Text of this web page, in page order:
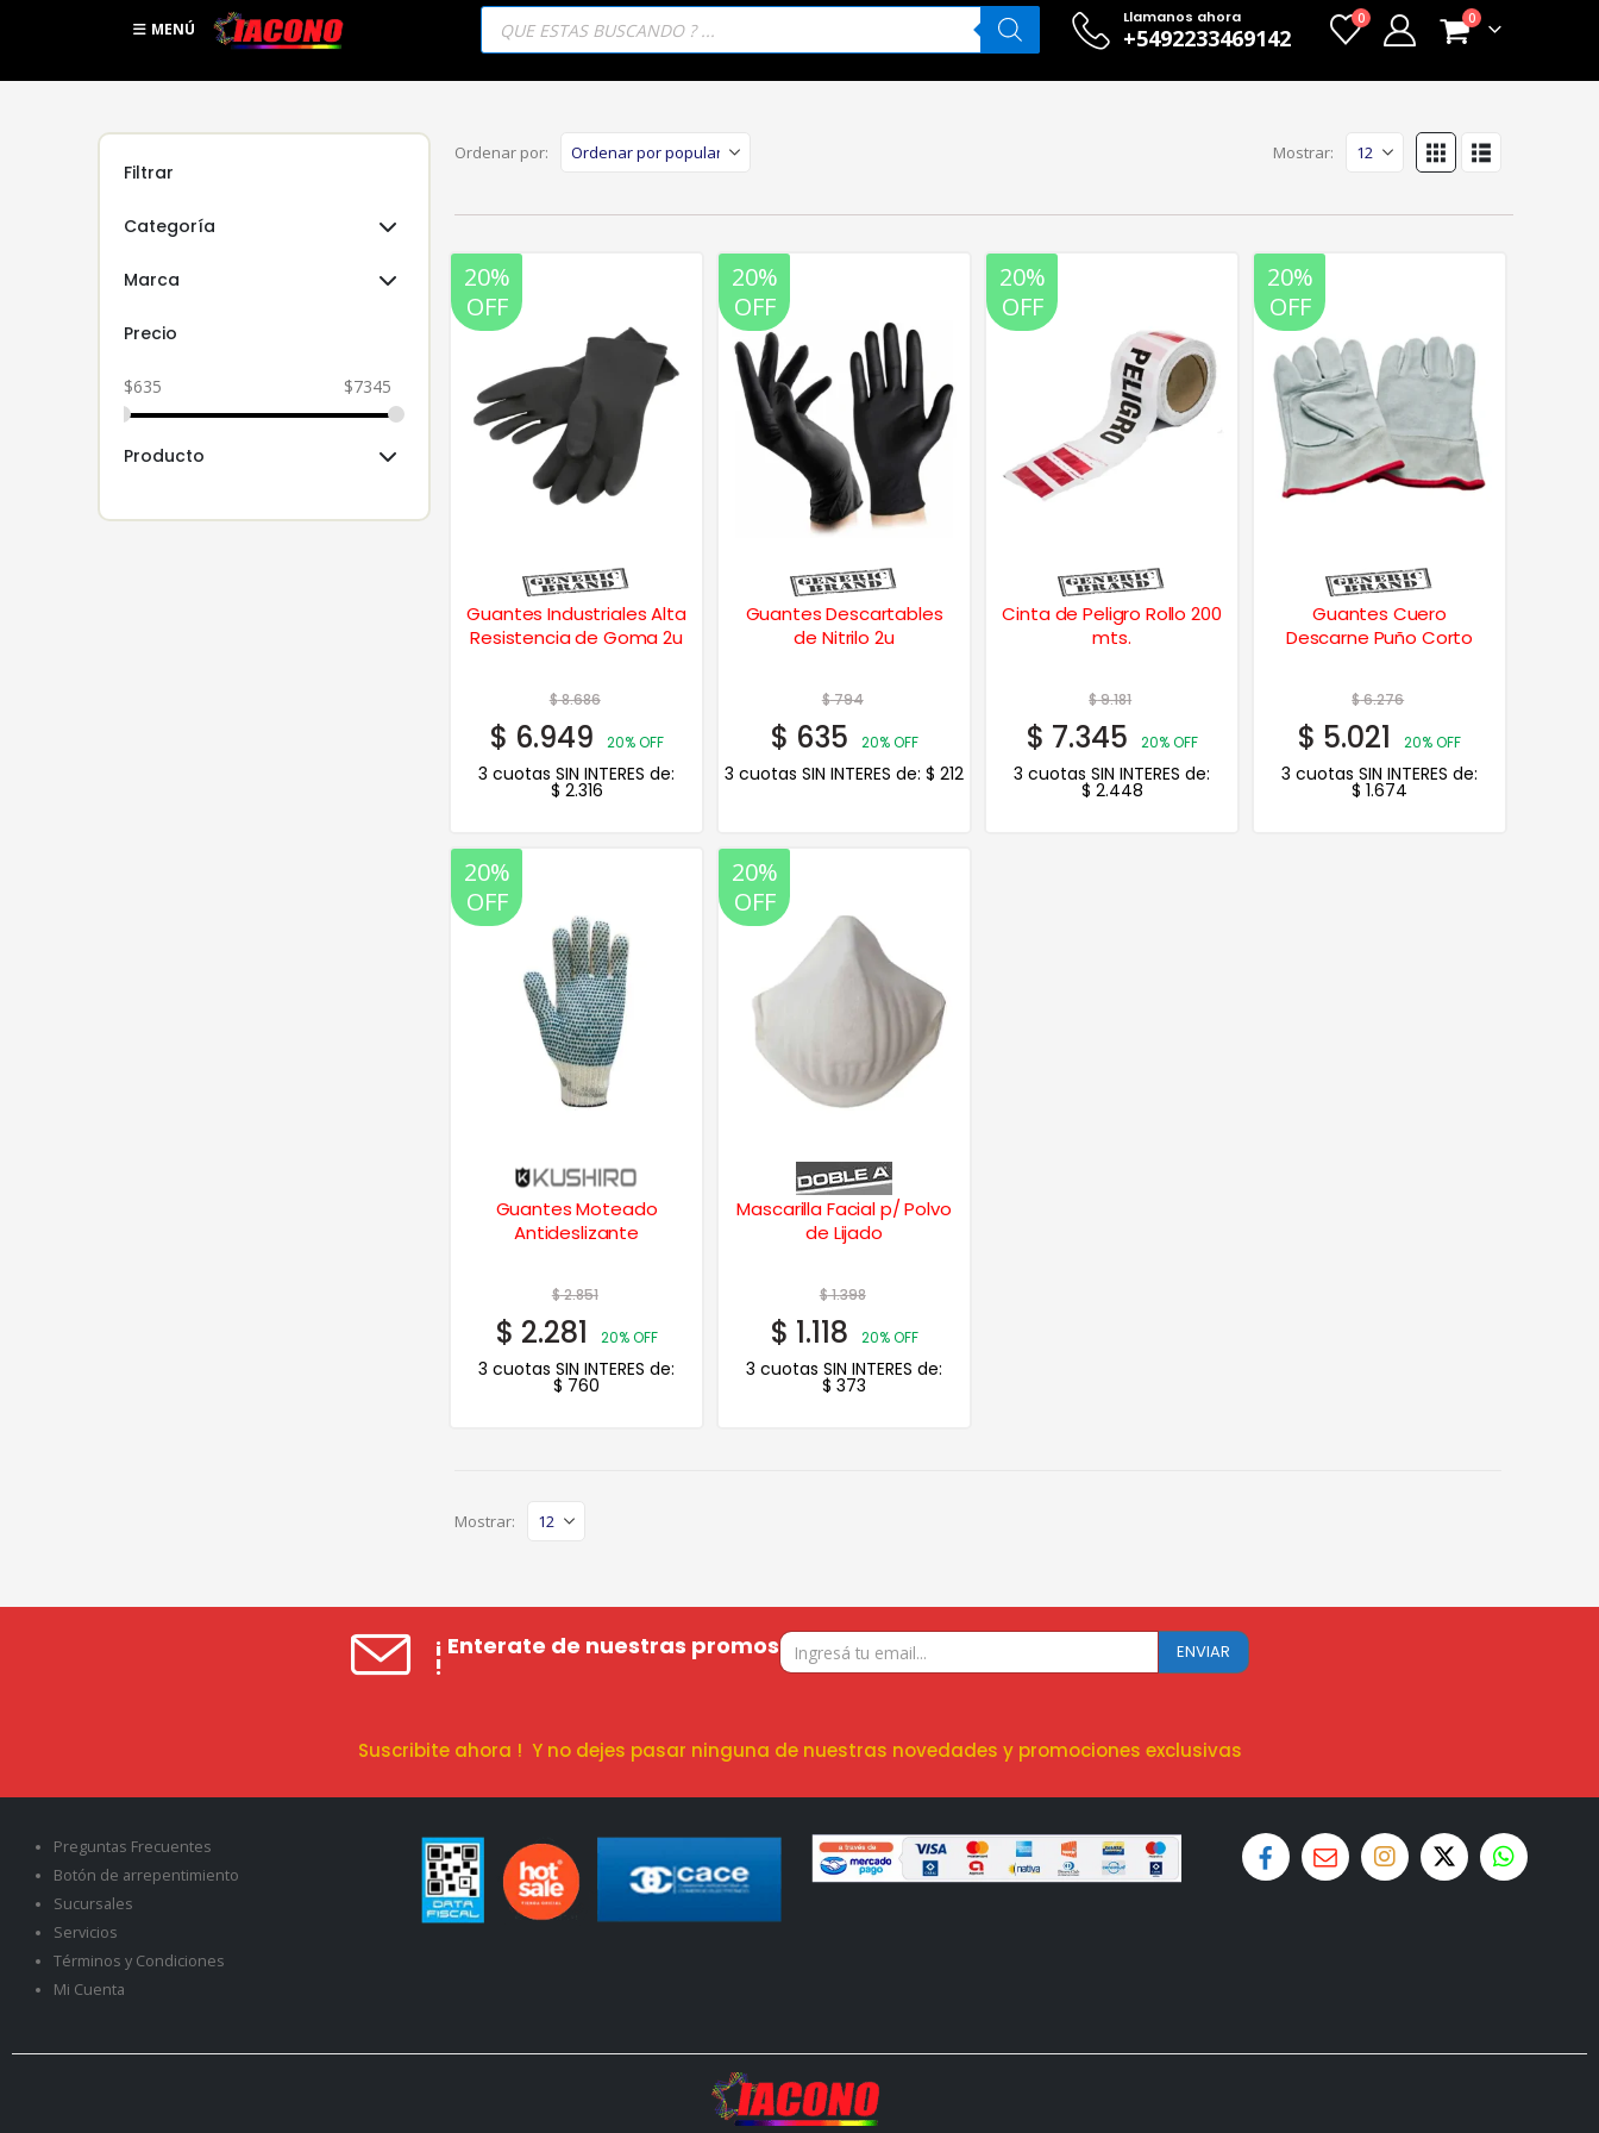
MENÚ
Búsqueda
productos
Llamanos ahora
+5492233469142
0 0
Ordenar por: Mostrar:
20%
OFF
Guantes Industriales Alta
Resistencia de Goma 2u
$8.686
$ 6.949 20% OFF
3 cuotas SIN INTERES de:
$ 2.316
20%
OFF
Guantes Descartables
de Nitrilo 2u
$794
$ 635 20% OFF
3 cuotas SIN INTERES de: $ 212
20%
OFF
Cinta de Peligro Rollo 200
mts.
$9.181
$ 7.345 20% OFF
3 cuotas SIN INTERES de:
$ 2.448
20%
OFF
Guantes Cuero
Descarne Puño Corto
$6.276
$ 5.021 20% OFF
3 cuotas SIN INTERES de:
$ 1.674
20%
OFF
Guantes Moteado
Antideslizante
$2.851
$ 2.281 20% OFF
3 cuotas SIN INTERES de:
$ 760
20%
OFF
Mascarilla Facial p/ Polvo
de Lijado
$1.398
$ 1.118 20% OFF
3 cuotas SIN INTERES de:
$ 373
Mostrar:
Filtrar
Categoría
Marca
Precio
$635 $7345
Producto
¡ Enterate de nuestras promos
!
Suscribite ahora ! Y no dejes pasar ninguna de nuestras novedades y promociones exclusivas
Preguntas Frecuentes
Botón de arrepentimiento
Sucursales
Servicios
Términos y Condiciones
Mi Cuenta